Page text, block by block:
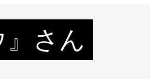
さん